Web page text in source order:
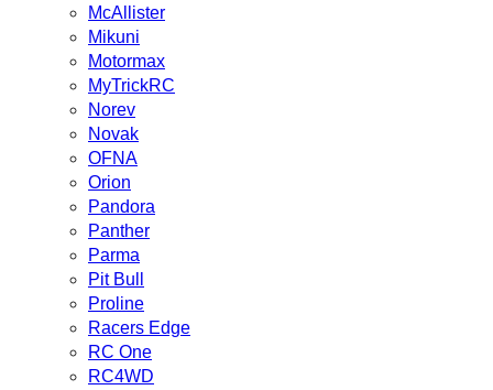
McAllister
Mikuni
Motormax
MyTrickRC
Norev
Novak
OFNA
Orion
Pandora
Panther
Parma
Pit Bull
Proline
Racers Edge
RC One
RC4WD